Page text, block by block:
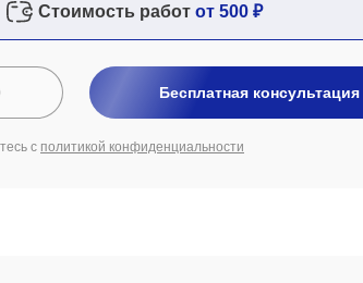
Стоимость работ от 500 ₽
Бесплатная консультация
с политикой конфиденциальности